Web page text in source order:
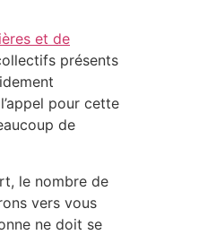
et de
présents
pour cette
de
le nombre de
vers vous
ne doit se